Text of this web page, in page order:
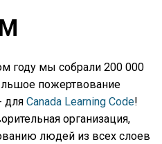
году мы собрали 200 000
пожертвование
для Canada Learning Code!
организация,
людей из всех слоев